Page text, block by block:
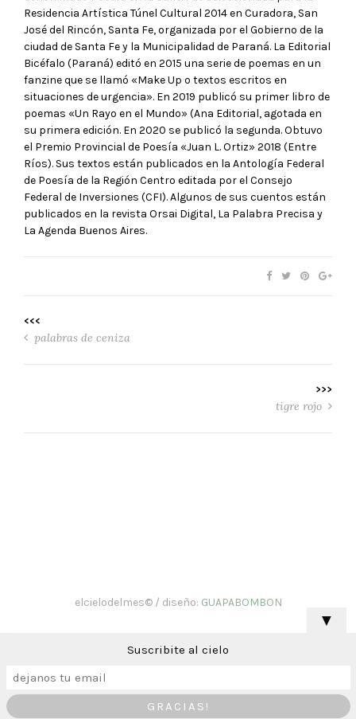
Residencia Artística Túnel Cultural 2014 en Curadora, San
José del Rincón, Santa Fe, organizada por el Gobierno de la
ciudad de Santa Fe y la Municipalidad de Paraná. La Editorial
Bicéfalo (Paraná) editó en 2015 una serie de poemas en un
fanzine que se llamó «Make Up o textos escritos en
situaciones de urgencia». En 2019 publicó su primer libro de
poemas «Un Rayo en el Mundo» (Ana Editorial, agotada en
su primera edición. En 2020 se publicó la segunda. Obtuvo
el Premio Provincial de Poesía «Juan L. Ortiz» 2018 (Entre
Ríos). Sus textos están publicados en la Antología Federal
de Poesía de la Región Centro editada por el Consejo
Federal de Inversiones (CFI). Algunos de sus cuentos están
publicados en la revista Orsai Digital, La Palabra Precisa y
La Agenda Buenos Aires.
<<<
palabras de ceniza
>>>
tigre rojo
elcielodelmes© / diseño: GUAPABOMBON
▼
Suscribite al cielo